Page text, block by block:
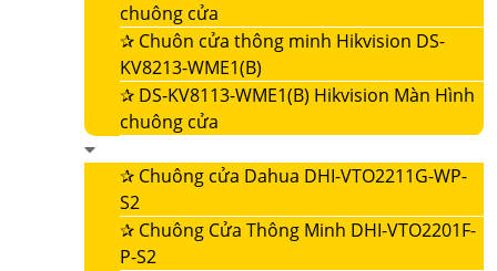
chuông cửa
✰ Chuôn cửa thông minh Hikvision DS-
KV8213-WME1(B)
✰ DS-KV8113-WME1(B) Hikvision Màn Hình
chuông cửa
✰ Chuông cửa Dahua DHI-VTO2211G-WP-
S2
✰ Chuông Cửa Thông Minh DHI-VTO2201F-
P-S2